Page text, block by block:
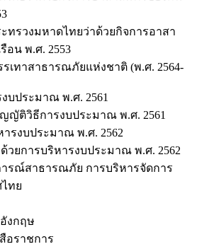
ทรวงมหาดไทยว่าด้วยกิจการอาสา
อน พ.ศ. 2553
เทาสาธารณภัยแห่งชาติ (พ.ศ. 2564-
บประมาณ พ.ศ. 2561
ญัติวิธีการงบประมาณ พ.ศ. 2561
ารงบประมาณ พ.ศ. 2562
วยการบริหารงบประมาณ พ.ศ. 2562
ารณ์สาธารณภัย การบริหารจัดการ
ทย
งกฤษ
อราชการ